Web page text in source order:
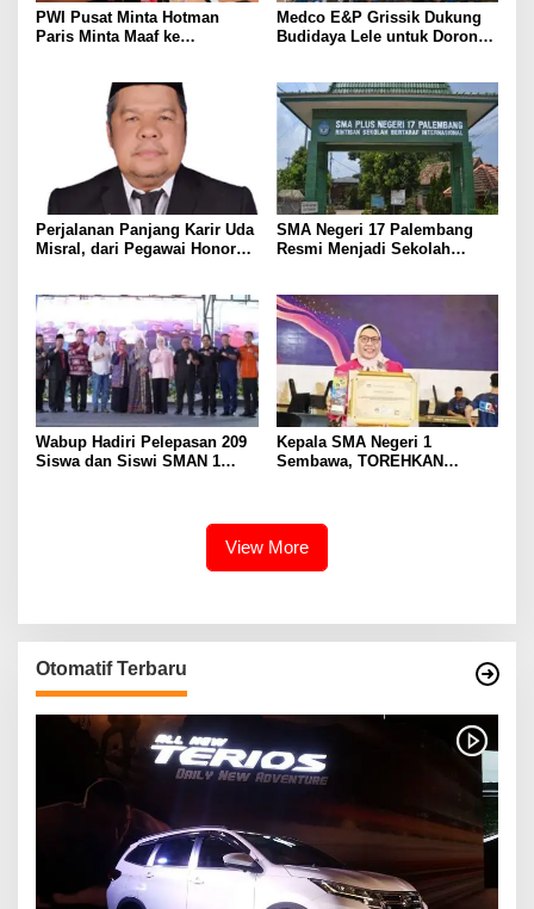
PWI Pusat Minta Hotman
Paris Minta Maaf ke
Medco E&P Grissik Dukung
Budidaya Lele untuk Dorong
Perjalanan Panjang Karir Uda
Misral, dari Pegawai Honorer
Eselon III
SMA Negeri 17 Palembang
Resmi Menjadi Sekolah
Wabup Hadiri Pelepasan 209
Siswa dan Siswi SMAN 1
Kepala SMA Negeri 1
Sembawa, TOREHKAN
View More
Otomatif Terbaru